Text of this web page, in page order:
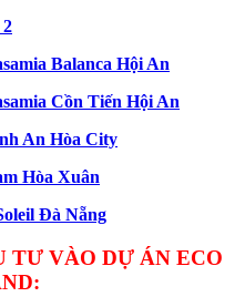
Balanca Hội An
Cồn Tiến Hội An
An Hòa City
Hòa Xuân
Đà Nẵng
TƯ VÀO DỰ ÁN ECO